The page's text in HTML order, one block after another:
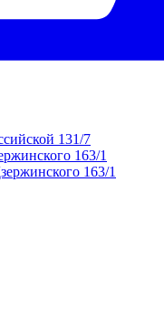
131/7
163/1
163/1